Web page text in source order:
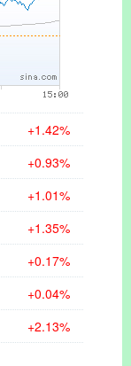
+1.42%
+0.93%
+1.01%
+1.35%
+0.17%
+0.04%
+2.13%